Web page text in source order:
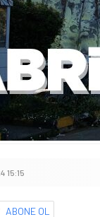
15:15
ABONE OL